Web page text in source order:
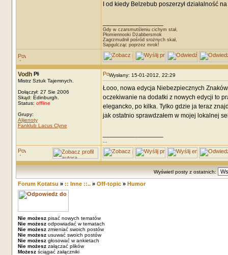
I od kiedy Belzebub poszerzył działalność
Gdy w czarsmutśleniu cichym stał,
Płomiennooki Dżabbersmok
Zagrzmudnił pośród srożnych skał,
Sapgulcząc poprzez mrok!
Vodh
Mistrz Sztuk Tajemnych.
Dołączył: 27 Sie 2006
Skąd: Edinburgh.
Status: offline
Grupy:
Alijenoty
Fanklub Lacus Clyne
Wysłany: 15-01-2012, 22:29
Łooo, nowa edycja Niebezpiecznych
oczekiwanie na dodatki z nowych edycji to
elegancko, po kilka. Tylko gdzie ja teraz
jak ostatnio sprawdzałem w mojej lokalnej
...
Wyświetl posty z ostatnich:
Forum Kotatsu » :: Inne ::..» Off-topic» Humor
Nie możeszpisać nowych tematów
Nie możeszodpowiadać w tematach
Nie możeszzmieniać swoich postów
Nie możeszusuwać swoich postów
Nie możeszgłosować w ankietach
Nie możeszzałączać plików
Możeszściągać załączniki